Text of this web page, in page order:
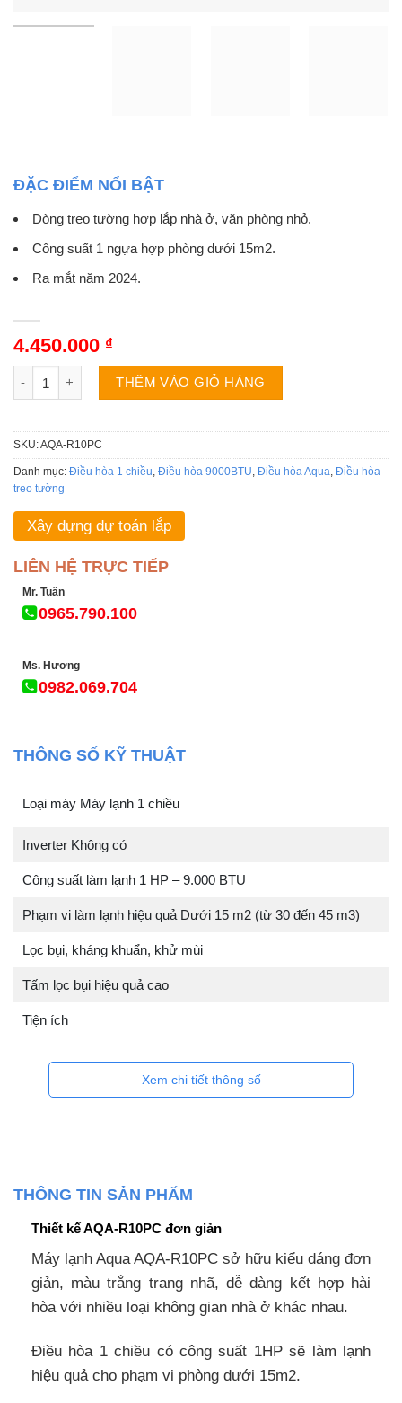
ĐẶC ĐIỂM NỔI BẬT
Dòng treo tường hợp lắp nhà ở, văn phòng nhỏ.
Công suất 1 ngựa hợp phòng dưới 15m2.
Ra mắt năm 2024.
4.450.000 ₫
Điều hòa Aqua AQA-R10PC | 9000BTU 1 chiều số lượng
THÊM VÀO GIỎ HÀNG
SKU:AQA-R10PC
Danh mục: Điều hòa 1 chiều, Điều hòa 9000BTU, Điều hòa Aqua, Điều hòa
treo tường
Xây dựng dự toán lắp
LIÊN HỆ TRỰC TIẾP
Mr. Tuấn
0965.790.100
Ms. Hương
0982.069.704
THÔNG SỐ KỸ THUẬT
Loại máy Máy lạnh 1 chiều
Inverter Không có
Công suất làm lạnh 1 HP – 9.000 BTU
Phạm vi làm lạnh hiệu quả Dưới 15 m2 (từ 30 đến 45 m3)
Lọc bụi, kháng khuẩn, khử mùi
Tấm lọc bụi hiệu quả cao
Tiện ích
Xem chi tiết thông số
THÔNG TIN SẢN PHẨM
Thiết kế AQA-R10PC đơn giản
Máy lạnh Aqua AQA-R10PC sở hữu kiểu dáng đơn
giản, màu trắng trang nhã, dễ dàng kết hợp hài
hòa với nhiều loại không gian nhà ở khác nhau.
Điều hòa 1 chiều có công suất 1HP sẽ làm lạnh
hiệu quả cho phạm vi phòng dưới 15m2.